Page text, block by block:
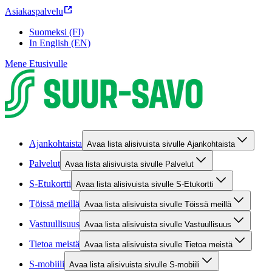
Asiakaspalvelu
Suomeksi (FI)
In English (EN)
Mene Etusivulle
Ajankohtaista Avaa lista alisivuista sivulle Ajankohtaista
Palvelut Avaa lista alisivuista sivulle Palvelut
S-Etukortti Avaa lista alisivuista sivulle S-Etukortti
Töissä meillä Avaa lista alisivuista sivulle Töissä meillä
Vastuullisuus Avaa lista alisivuista sivulle Vastuullisuus
Tietoa meistä Avaa lista alisivuista sivulle Tietoa meistä
S-mobiili Avaa lista alisivuista sivulle S-mobiili